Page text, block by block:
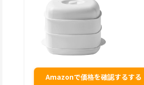
Amazonで価格を確認するする